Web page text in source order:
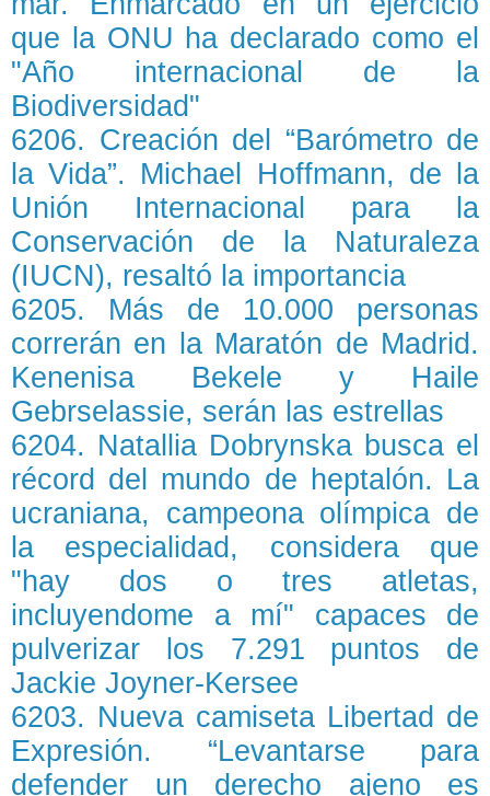
que la ONU ha declarado como el
"Año internacional de la
Biodiversidad"
6206. Creación del “Barómetro de
la Vida”. Michael Hoffmann, de la
Unión Internacional para la
Conservación de la Naturaleza
(IUCN), resaltó la importancia
6205. Más de 10.000 personas
correrán en la Maratón de Madrid.
Kenenisa Bekele y Haile
Gebrselassie, serán las estrellas
6204. Natallia Dobrynska busca el
récord del mundo de heptalón. La
ucraniana, campeona olímpica de
la especialidad, considera que
"hay dos o tres atletas,
incluyendome a mí" capaces de
pulverizar los 7.291 puntos de
Jackie Joyner-Kersee
6203. Nueva camiseta Libertad de
Expresión. “Levantarse para
defender un derecho ajeno es